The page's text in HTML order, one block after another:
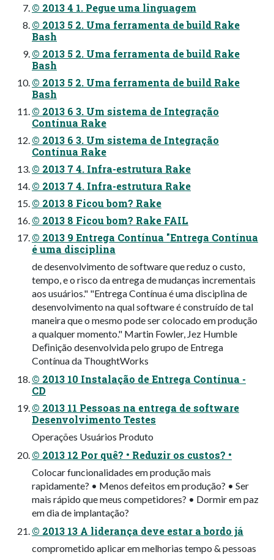
© 2013 4 1. Pegue uma linguagem
© 2013 5 2. Uma ferramenta de build Rake
Bash
© 2013 5 2. Uma ferramenta de build Rake
Bash
© 2013 5 2. Uma ferramenta de build Rake
Bash
© 2013 6 3. Um sistema de Integração
Contínua Rake
© 2013 6 3. Um sistema de Integração
Contínua Rake
© 2013 7 4. Infra-estrutura Rake
© 2013 7 4. Infra-estrutura Rake
© 2013 8 Ficou bom? Rake
© 2013 8 Ficou bom? Rake FAIL
© 2013 9 Entrega Contínua "Entrega Contínua
é uma disciplina
de desenvolvimento de software que reduz o custo,
tempo, e o risco da entrega de mudanças incrementais
aos usuários." "Entrega Contínua é uma disciplina de
desenvolvimento na qual software é construído de tal
maneira que o mesmo pode ser colocado em produção
a qualquer momento." Martin Fowler, Jez Humble
Deﬁnição desenvolvida pelo grupo de Entrega
Contínua da ThoughtWorks
© 2013 10 Instalação de Entrega Contínua -
CD
© 2013 11 Pessoas na entrega de software
Desenvolvimento Testes
Operações Usuários Produto
© 2013 12 Por quê? • Reduzir os custos? •
Colocar funcionalidades em produção mais
rapidamente? • Menos defeitos em produção? • Ser
mais rápido que meus competidores? • Dormir em paz
em dia de implantação?
© 2013 13 A liderança deve estar a bordo já
comprometido aplicar em melhorias tempo & pessoas